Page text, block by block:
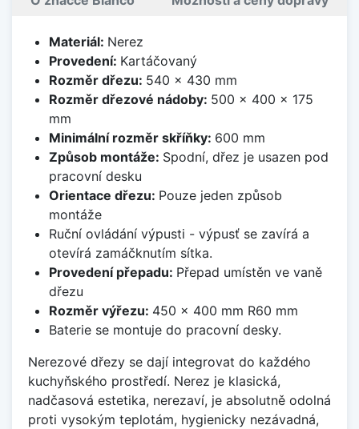
Materiál: Nerez
Provedení: Kartáčovaný
Rozměr dřezu: 540 x 430 mm
Rozměr dřezové nádoby: 500 x 400 x 175
mm
Minimální rozměr skříňky: 600 mm
Způsob montáže: Spodní, dřez je usazen pod
pracovní desku
Orientace dřezu: Pouze jeden způsob
montáže
Ruční ovládání výpusti - výpusť se zavírá a
otevírá zamáčknutím sítka.
Provedení přepadu: Přepad umístěn ve vaně
dřezu
Rozměr výřezu: 450 x 400 mm R60 mm
Baterie se montuje do pracovní desky.
Nerezové dřezy se dají integrovat do každého
kuchyňského prostředí. Nerez je klasická,
nadčasová estetika, nerezaví, je absolutně odolná
proti vysokým teplotám, hygienicky nezávadná,